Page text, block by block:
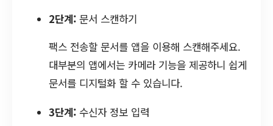
2단계: 문서 스캔하기
팩스 전송할 문서를 앱을 이용해 스캔해주세요.
대부분의 앱에서는 카메라 기능을 제공하니 쉽게
문서를 디지털화 할 수 있습니다.
3단계: 수신자 정보 입력